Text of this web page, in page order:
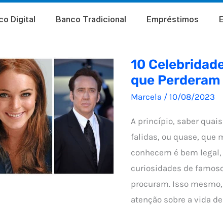
Digital Banco Tradicional Empréstimos
10
que Perderam
Marcela / 10/08/2023
A princípio, saber
falidas, ou quase, que
conhecem é bem
curiosidades de
procuram. Isso
atenção sobre a vida